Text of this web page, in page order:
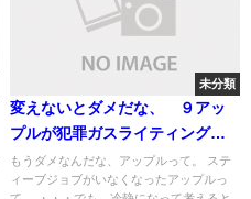
未分類
変えないとダメだな、 ９アッ
プルが犯罪ガスライティング企
業を遂行している 前からだけ
ど
もうダメなんだな、アップルって。 ステ
ィーブジョブがいなくなったアップルっ